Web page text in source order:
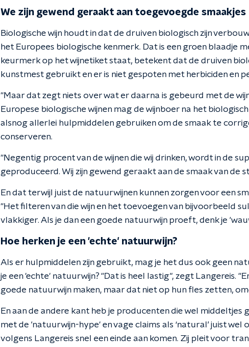
We zijn gewend geraakt aan toegevoegde smaakjes
Biologische wijn houdt in dat de druiven biologisch zijn
het Europees biologische kenmerk. Dat is een groen blaadje
keurmerk op het wijnetiket staat, betekent dat de druiven
kunstmest gebruikt en er is niet gespoten met herbiciden en
"Maar dat zegt niets over wat er daarna is gebeurd met de
Europese biologische wijnen mag de wijnboer na het
alsnog allerlei hulpmiddelen gebruiken om de smaak te
conserveren.
"Negentig procent van de wijnen die wij drinken, wordt in de
geproduceerd. Wij zijn gewend geraakt aan de smaak van de
En dat terwijl juist de natuurwijnen kunnen zorgen voor een
"Het filteren van die wijn en het toevoegen van bijvoorbeeld
vlakkiger. Als je dan een goede natuurwijn proeft, denk je
Hoe herken je een 'echte' natuurwijn?
Als er hulpmiddelen zijn gebruikt, mag je het dus ook geen
je een 'echte' natuurwijn? "Dat is heel lastig", zegt Langereis.
goede natuurwijn maken, maar dat niet op hun fles zetten,
En aan de andere kant heb je producenten die wel middeltjes
met de 'natuurwijn-hype' en vage claims als ‘natural’ juist
volgens Langereis snel een einde aan komen. Zij pleit voor